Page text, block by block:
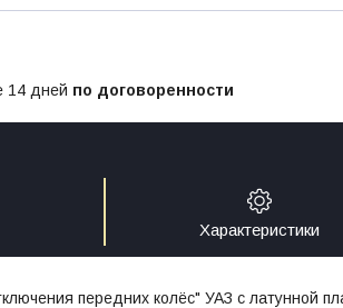
14 дней по договоренности
Характеристики
передних колёс" УАЗ с латунной